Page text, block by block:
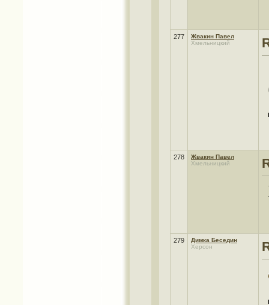
277
Жвакин Павел
Хмельницкий
278
Жвакин Павел
Хмельницкий
279
Димка Беседин
Херсон